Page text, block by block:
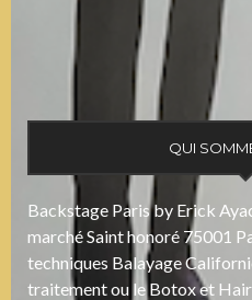
QUI
Backstage Paris by Erick
marché Saint honoré 75001
techniques Balayage
traitement ou le Botox et